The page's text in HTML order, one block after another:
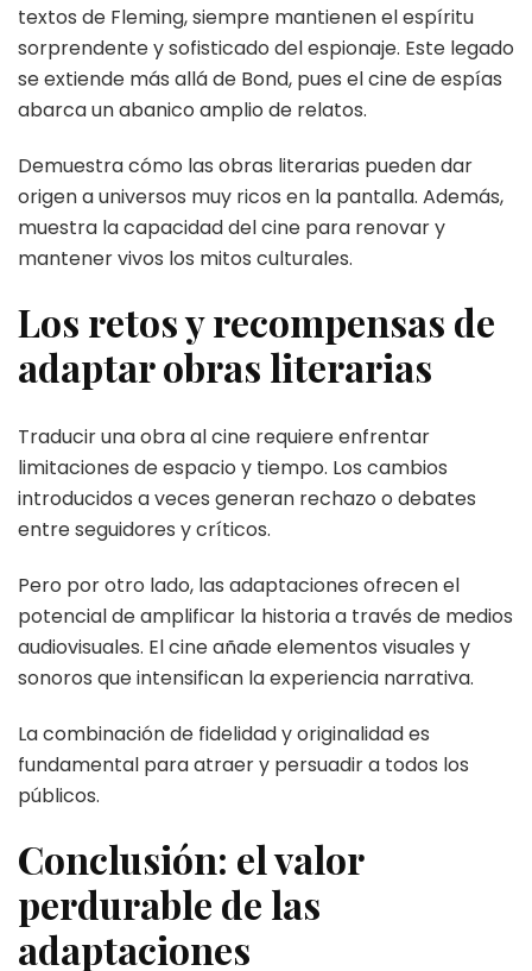
textos de Fleming, siempre mantienen el espíritu
sorprendente y sofisticado del espionaje. Este legado
se extiende más allá de Bond, pues el cine de espías
abarca un abanico amplio de relatos.
Demuestra cómo las obras literarias pueden dar
origen a universos muy ricos en la pantalla. Además,
muestra la capacidad del cine para renovar y
mantener vivos los mitos culturales.
Los retos y recompensas de
adaptar obras literarias
Traducir una obra al cine requiere enfrentar
limitaciones de espacio y tiempo. Los cambios
introducidos a veces generan rechazo o debates
entre seguidores y críticos.
Pero por otro lado, las adaptaciones ofrecen el
potencial de amplificar la historia a través de medios
audiovisuales. El cine añade elementos visuales y
sonoros que intensifican la experiencia narrativa.
La combinación de fidelidad y originalidad es
fundamental para atraer y persuadir a todos los
públicos.
Conclusión: el valor
perdurable de las
adaptaciones